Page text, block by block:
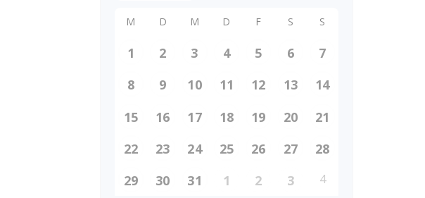
M D M D F S S
1 2 3 4 5 6
7
8
9 10 11 12 13
14
15
16 17 18 19 20
21
22
23 24 25 26 27
28
29
30 31 1 2 3 4